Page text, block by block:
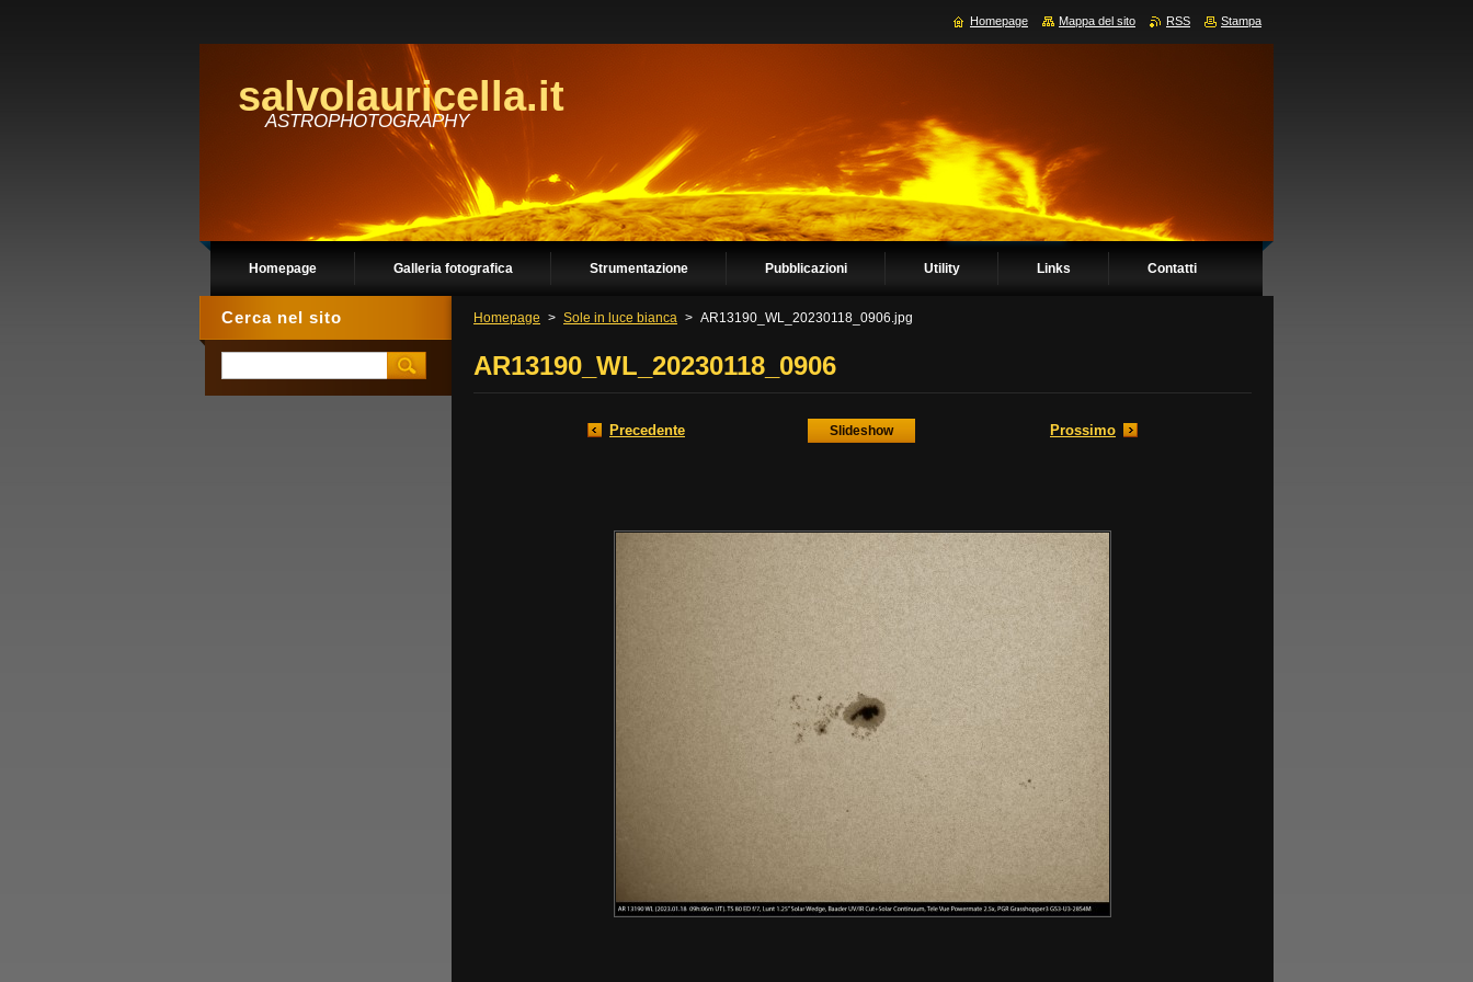
salvolauricella.it
ASTROPHOTOGRAPHY
Homepage Galleria fotografica Strumentazione Pubblicazioni Utility Links Contatti
Homepage > Sole in luce bianca > AR13190_WL_20230118_0906.jpg
AR13190_WL_20230118_0906
Precedente Slideshow Prossimo
Cerca nel sito
Homepage Mappa del sito RSS Stampa